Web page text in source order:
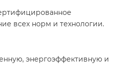
всех норм и технологии.
энергоэффективную и